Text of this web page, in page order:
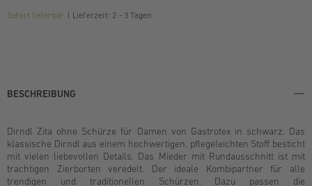
Sofort lieferbar Lieferzeit: 2 - 3 Tagen
BESCHREIBUNG
Dirndl Zita ohne Schürze für Damen von Gastrotex in schwarz. Das
klassische Dirndl aus einem hochwertigen, pflegeleichten Stoff besticht
mit vielen liebevollen Details. Das Mieder mit Rundausschnitt ist mit
trachtigen Zierborten veredelt. Der ideale Kombipartner für alle
trendigen und traditionellen Schürzen. Dazu passen die